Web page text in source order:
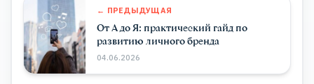
← ПРЕДЫДУЩАЯ
От А до Я: практический гайд по
развитию личного бренда
04.06.2026